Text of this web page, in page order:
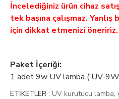
İncelediğiniz ürün cihaz
tek başına çalışmaz. Yanlış
için dikkat etmenizi öneririz.
Paket İçeriği:
1 adet 9w UV lamba ('UV-
ETİKETLER : UV kurutucu lamba,